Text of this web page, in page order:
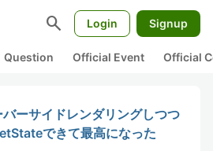
search Login Signup
Question Official Event Official
ーサイドレンダリングしつつ
できて最高になった